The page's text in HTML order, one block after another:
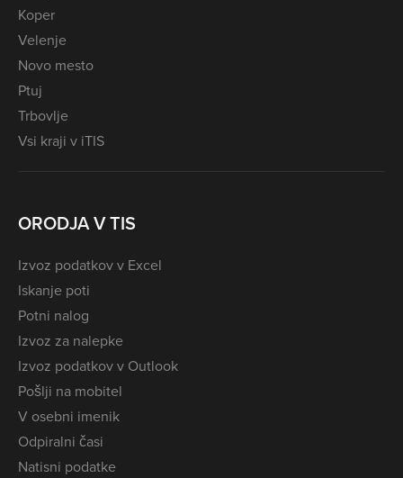
Koper
Velenje
Novo mesto
Ptuj
Trbovlje
Vsi kraji v iTIS
ORODJA V TIS
Izvoz podatkov v Excel
Iskanje poti
Potni nalog
Izvoz za nalepke
Izvoz podatkov v Outlook
Pošlji na mobitel
V osebni imenik
Odpiralni časi
Natisni podatke